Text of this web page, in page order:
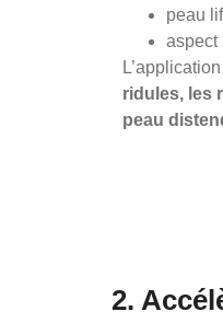
peau
aspect
ridules, les
peau
2.